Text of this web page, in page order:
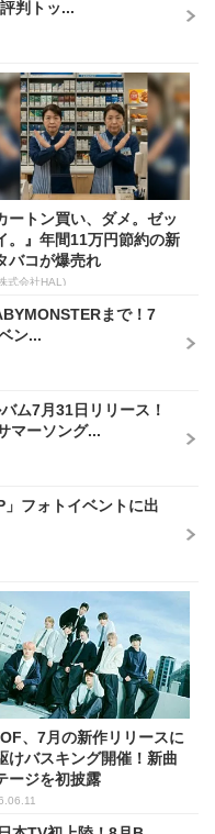
判トッ...
ートン買い、ダメ。ゼッ
。』年間11万円節約の新
バコが爆売れ
式会社HAL)
まで！7
ン...
ム7月31日リリース！
マーソング...
フォトイベントに出
、7月の新作リリースに
けバスキング開催！新曲
ージを初披露